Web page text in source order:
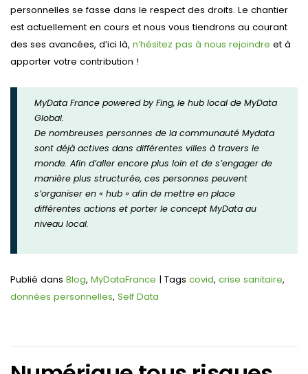
personnelles se fasse dans le respect des droits. Le chantier
est actuellement en cours et nous vous tiendrons au courant
des ses avancées, d’ici là, n’hésitez pas à nous rejoindre et à
apporter votre contribution !
MyData Francepowered by Fing, le hub local de MyData
Global.
De nombreuses personnes de la communauté Mydata
sont déjà actives dans différentes villes à travers le
monde. Afin d’aller encore plus loin et de s’engager de
manière plus structurée, ces personnes peuvent
s’organiser en « hub » afin de mettre en place
différentes actions et porter le concept MyData au
niveau local.
Publié dans Blog, MyDataFrance | Tags covid, crise sanitaire,
données personnelles, Self Data